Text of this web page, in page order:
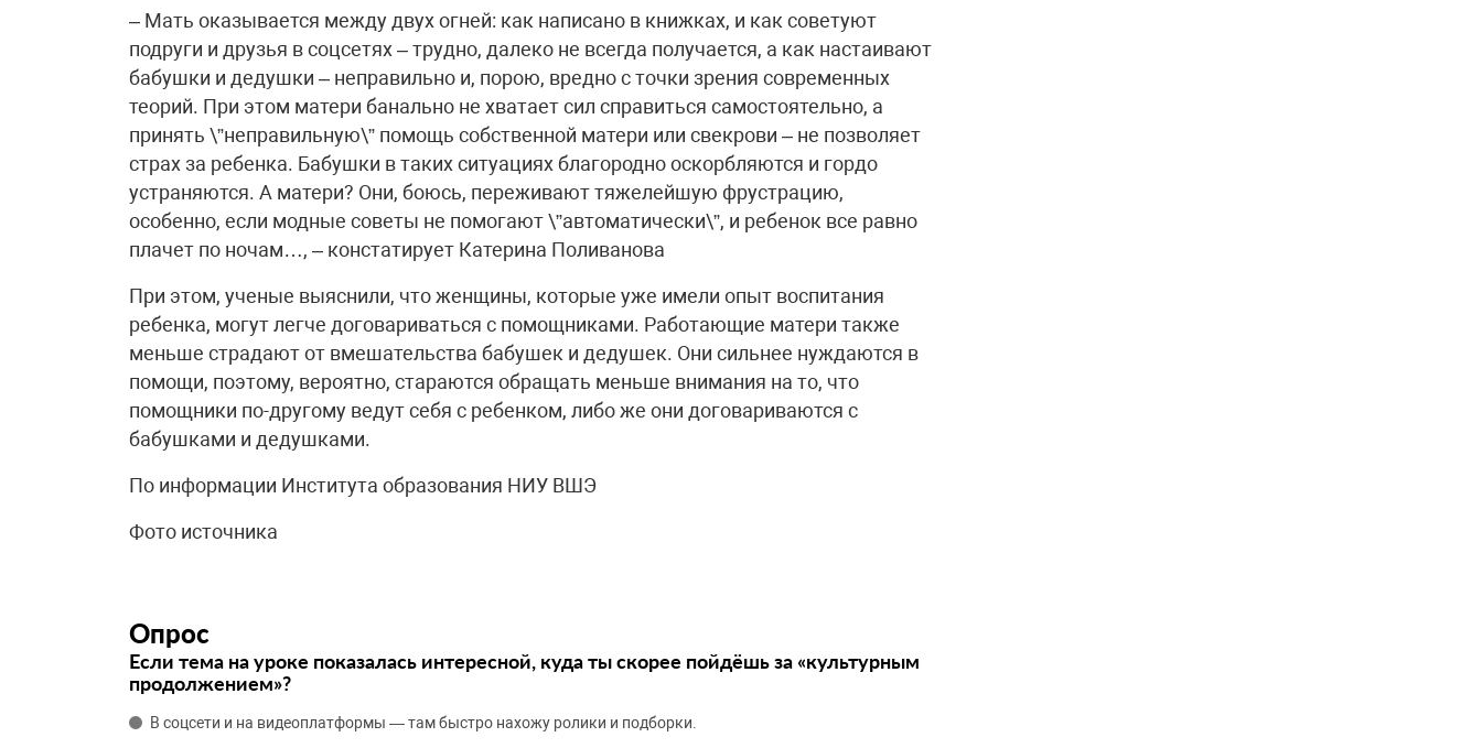
– Мать оказывается между двух огней: как написано в книжках, и как советуют
подруги и друзья в соцсетях – трудно, далеко не всегда получается, а как настаивают
бабушки и дедушки – неправильно и, порою, вредно с точки зрения современных
теорий. При этом матери банально не хватает сил справиться самостоятельно, а
принять \”неправильную\” помощь собственной матери или свекрови – не позволяет
страх за ребенка. Бабушки в таких ситуациях благородно оскорбляются и гордо
устраняются. А матери? Они, боюсь, переживают тяжелейшую фрустрацию,
особенно, если модные советы не помогают \”автоматически\”, и ребенок все равно
плачет по ночам…, – констатирует Катерина Поливанова
При этом, ученые выяснили, что женщины, которые уже имели опыт воспитания
ребенка, могут легче договариваться с помощниками. Работающие матери также
меньше страдают от вмешательства бабушек и дедушек. Они сильнее нуждаются в
помощи, поэтому, вероятно, стараются обращать меньше внимания на то, что
помощники по-другому ведут себя с ребенком, либо же они договариваются с
бабушками и дедушками.
По информации Института образования НИУ ВШЭ
Фото источника
Опрос
Если тема на уроке показалась интересной, куда ты скорее пойдёшь за «культурным
продолжением»?
В соцсети и на видеоплатформы — там быстро нахожу ролики и подборки.